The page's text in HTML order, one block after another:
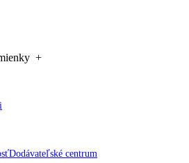
Dodávateľské centrum